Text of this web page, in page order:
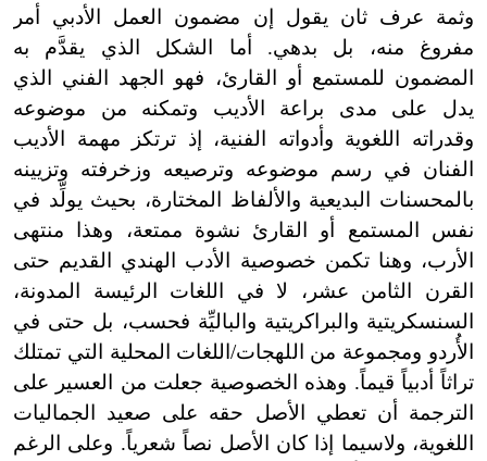
وثمة عرف ثان يقول إن مضمون العمل الأدبي أمر
مفروغ منه، بل بدهي. أما الشكل الذي يقدَّم به
المضمون للمستمع أو القارئ، فهو الجهد الفني الذي
يدل على مدى براعة الأديب وتمكنه من موضوعه
وقدراته اللغوية وأدواته الفنية، إذ ترتكز مهمة الأديب
الفنان في رسم موضوعه وترصيعه وزخرفته وتزيينه
بالمحسنات البديعية والألفاظ المختارة، بحيث يولِّد في
نفس المستمع أو القارئ نشوة ممتعة، وهذا منتهى
الأرب، وهنا تكمن خصوصية الأدب الهندي القديم حتى
القرن الثامن عشر، لا في اللغات الرئيسة المدونة،
السنسكريتية والبراكريتية والباليِّة فحسب، بل حتى في
الأُردو ومجموعة من اللهجات/اللغات المحلية التي تمتلك
تراثاً أدبياً قيماً. وهذه الخصوصية جعلت من العسير على
الترجمة أن تعطي الأصل حقه على صعيد الجماليات
اللغوية، ولاسيما إذا كان الأصل نصاً شعرياً. وعلى الرغم